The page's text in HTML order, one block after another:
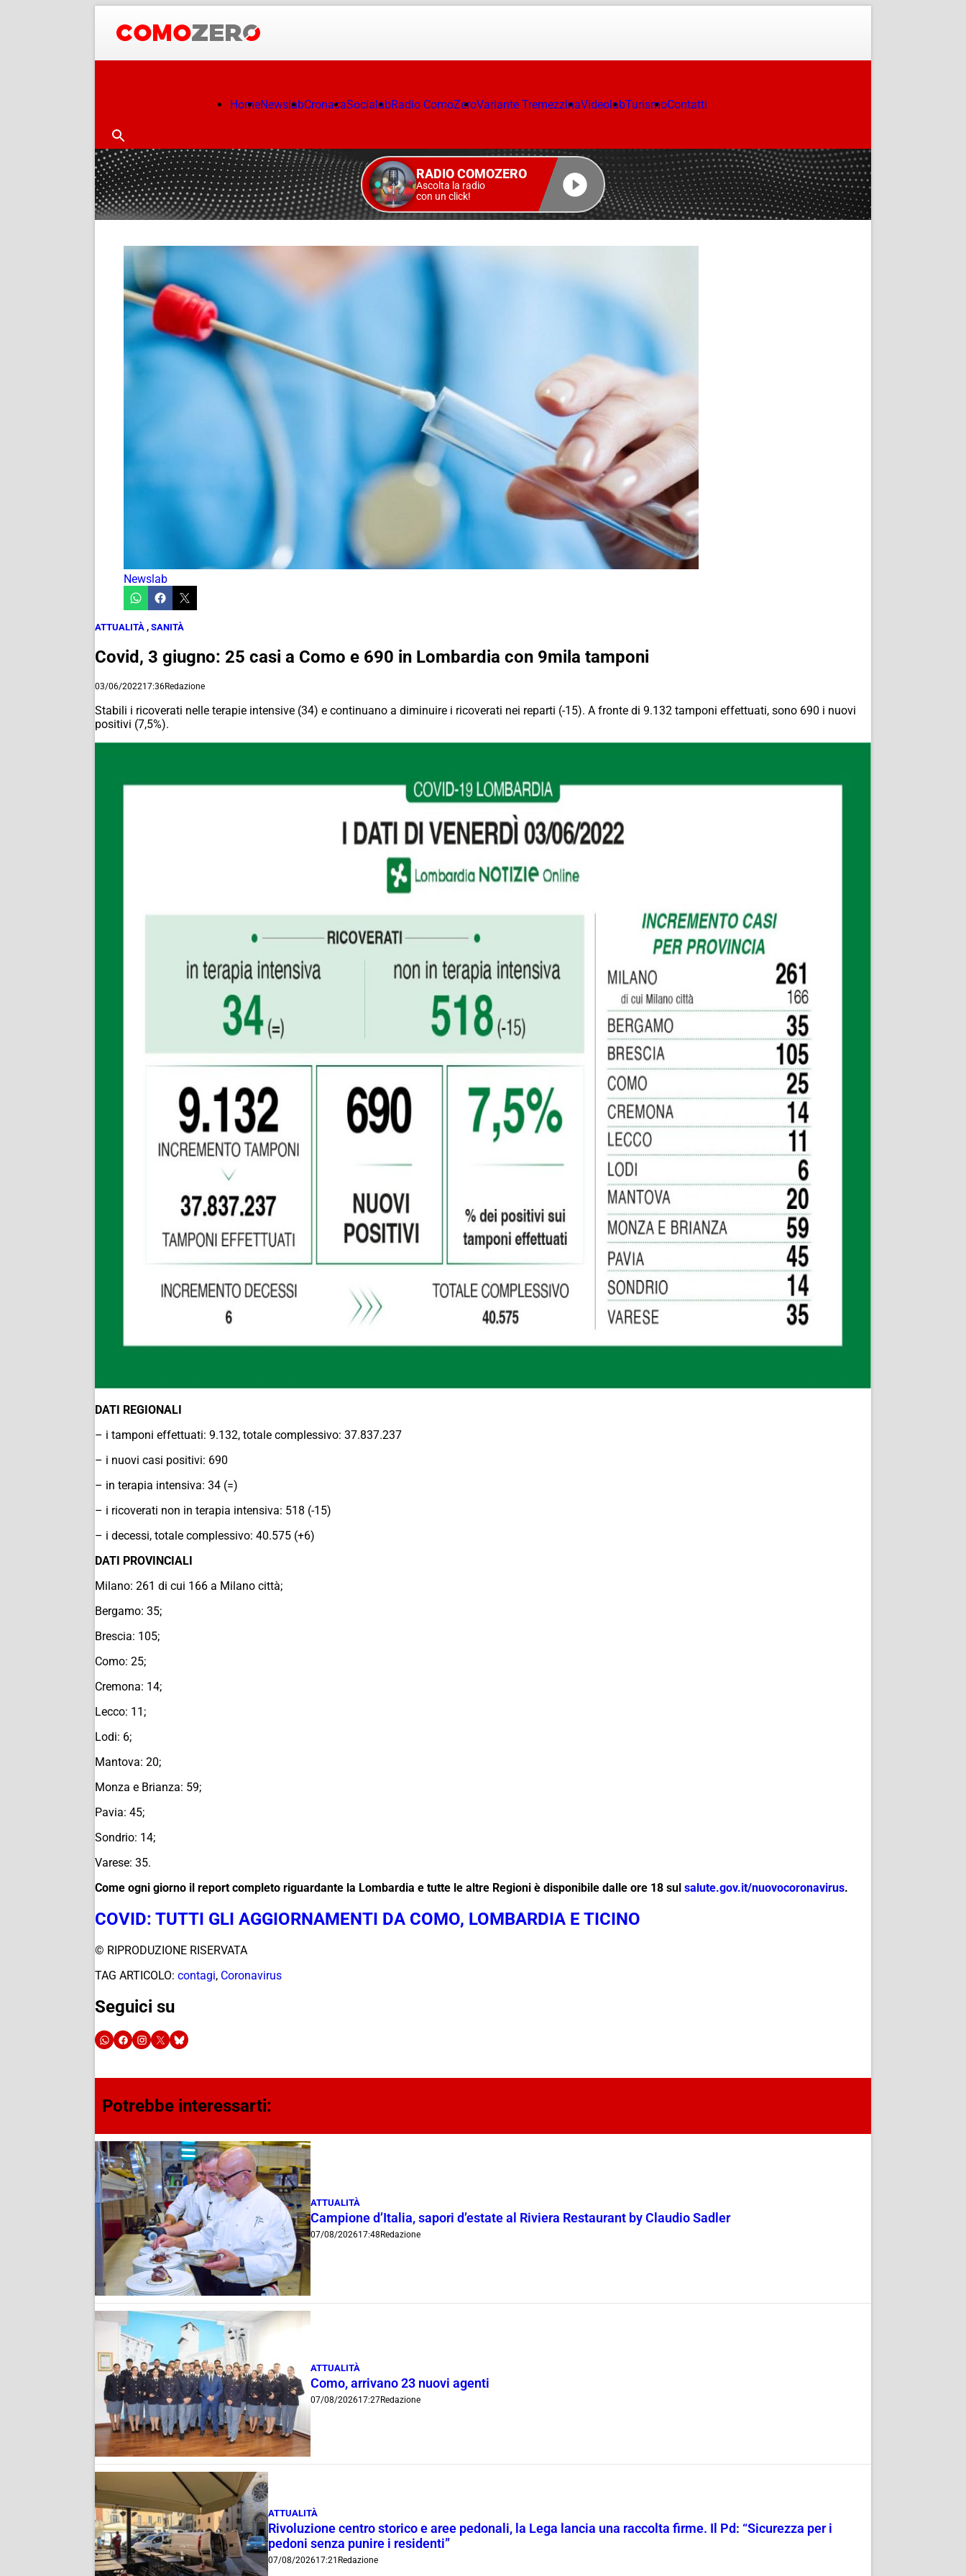
HomeNewslabCronacaSocialabRadio ComoZeroVariante TremezzinaVideolabTurismoContatti
RADIO COMOZERO
Ascolta la radio
con un click!
Newslab
ATTUALITÀ , SANITÀ
Covid, 3 giugno: 25 casi a Como e 690 in Lombardia con 9mila tamponi
03/06/202217:36Redazione
Stabili i ricoverati nelle terapie intensive (34) e continuano a diminuire i ricoverati nei reparti (-15). A fronte di 9.132 tamponi effettuati, sono 690 i nuovi
positivi (7,5%).
DATI REGIONALI
– i tamponi effettuati: 9.132, totale complessivo: 37.837.237
– i nuovi casi positivi: 690
– in terapia intensiva: 34 (=)
– i ricoverati non in terapia intensiva: 518 (-15)
– i decessi, totale complessivo: 40.575 (+6)
DATI PROVINCIALI
Milano: 261 di cui 166 a Milano città;
Bergamo: 35;
Brescia: 105;
Como: 25;
Cremona: 14;
Lecco: 11;
Lodi: 6;
Mantova: 20;
Monza e Brianza: 59;
Pavia: 45;
Sondrio: 14;
Varese: 35.
Come ogni giorno il report completo riguardante la Lombardia e tutte le altre Regioni è disponibile dalle ore 18 sul salute.gov.it/nuovocoronavirus.
COVID: TUTTI GLI AGGIORNAMENTI DA COMO, LOMBARDIA E TICINO
© RIPRODUZIONE RISERVATA
TAG ARTICOLO: contagi, Coronavirus
Seguici su
Potrebbe interessarti:
ATTUALITÀ
Campione d’Italia, sapori d’estate al Riviera Restaurant by Claudio Sadler
07/08/202617:48Redazione
ATTUALITÀ
Como, arrivano 23 nuovi agenti
07/08/202617:27Redazione
ATTUALITÀ
Rivoluzione centro storico e aree pedonali, la Lega lancia una raccolta firme. Il Pd: “Sicurezza per i
pedoni senza punire i residenti”
07/08/202617:21 Redazione